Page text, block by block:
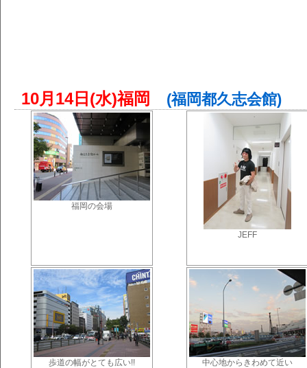
10月14日(水)福岡 (福岡都久志会館)
福岡の会場
JEFF
歩道の幅がとても広い!!
中心地からきわめて近い